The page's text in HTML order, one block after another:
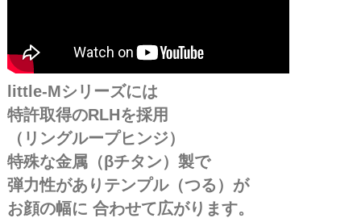
little‐Mシリーズには
特許取得のRLHを採用
（リングループヒンジ）
特殊な金属（βチタン）製で
弾力性がありテンプル（つる）が
お顔の幅に 合わせて広がります。